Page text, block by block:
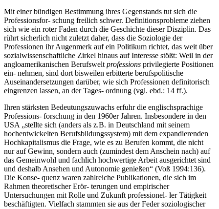
Mit einer bündigen Bestimmung ihres Gegenstands tut sich die
Professionsfor- schung freilich schwer. Definitionsprobleme ziehen
sich wie ein roter Faden durch die Geschichte dieser Disziplin. Das
rührt sicherlich nicht zuletzt daher, dass die Soziologie der
Professionen ihr Augenmerk auf ein Politikum richtet, das weit über
sozialwissenschaftliche Zirkel hinaus auf Interesse stößt: Weil in der
angloamerikanischen Berufswelt professions privilegierte Positionen
ein- nehmen, sind dort bisweilen erbitterte berufspolitische
Auseinandersetzungen darüber, wie sich Professionen definitorisch
eingrenzen lassen, an der Tages- ordnung (vgl. ebd.: 14 ff.).
Ihren stärksten Bedeutungszuwachs erfuhr die englischsprachige
Professions- forschung in den 1960er Jahren. Insbesondere in den
USA „stellte sich (anders als z.B. in Deutschland mit seinem
hochentwickelten Berufsbildungssystem) mit dem expandierenden
Hochkapitalismus die Frage, wie es zu Berufen kommt, die nicht
nur auf Gewinn, sondern auch (zumindest dem Anschein nach) auf
das Gemeinwohl und fachlich hochwertige Arbeit ausgerichtet sind
und deshalb Ansehen und Autonomie genießen“ (Voß 1994:136).
Die Konse- quenz waren zahlreiche Publikationen, die sich im
Rahmen theoretischer Erör- terungen und empirischer
Untersuchungen mit Rolle und Zukunft professionel- ler Tätigkeit
beschäftigten. Vielfach stammten sie aus der Feder soziologischer